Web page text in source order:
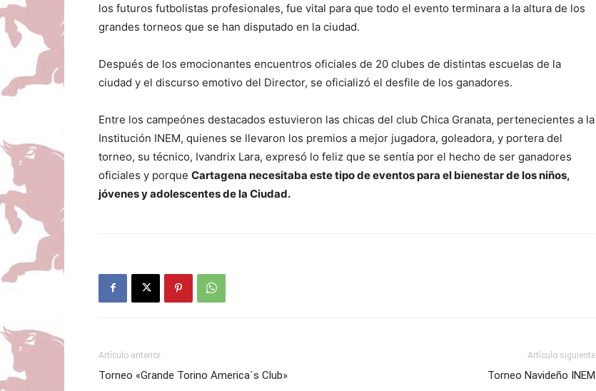
los futuros futbolistas profesionales, fue vital para que todo el evento terminara a la altura de los
grandes torneos que se han disputado en la ciudad.
Después de los emocionantes encuentros oficiales de 20 clubes de distintas escuelas de la
ciudad y el discurso emotivo del Director, se oficializó el desfile de los ganadores.
Entre los campeónes destacados estuvieron las chicas del club Chica Granata, pertenecientes a la
Institución INEM, quienes se llevaron los premios a mejor jugadora, goleadora, y portera del
torneo, su técnico, Ivandrix Lara, expresó lo feliz que se sentía por el hecho de ser ganadores
oficiales y porque Cartagena necesitaba este tipo de eventos para el bienestar de los niños,
jóvenes y adolescentes de la Ciudad.
Artículo anterior
Torneo «Grande Torino America´s Club»
Artículo siguiente
Torneo Navideño INEM